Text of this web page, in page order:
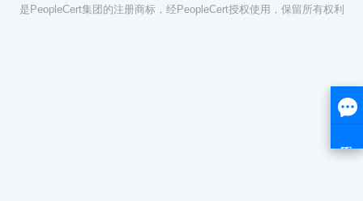
是PeopleCert集团的注册商标，经PeopleCert授权使用，保留所有权利